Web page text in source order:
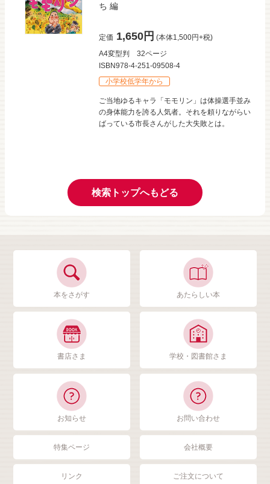
ち 編
定価 1,650円 (本体1,500円+税)
A4変型判
32ページ
ISBN978-4-251-09508-4
小学校低学年から
ご当地ゆるキャラ「モモリン」は体操選手並み
の身体能力を誇る人気者。それを頼りながらい
ばっている市長さんがした大失敗とは。
検索トップへもどる
本をさがす あたらしい本
書店さま 学校・図書館さま
お知らせ お問い合わせ
特集ページ 会社概要
リンク ご注文について